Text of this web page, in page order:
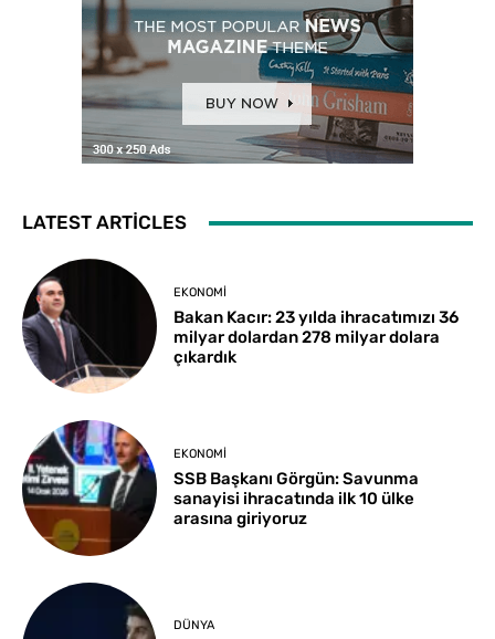
LATEST ARTICLES
EKONOMI
Bakan Kacır: 23 yılda ihracatımızı 36
milyar dolardan 278 milyar dolara
çıkardık
EKONOMI
SSB Başkanı Görgün: Savunma
sanayisi ihracatında ilk 10 ülke
arasına giriyoruz
DÜNYA